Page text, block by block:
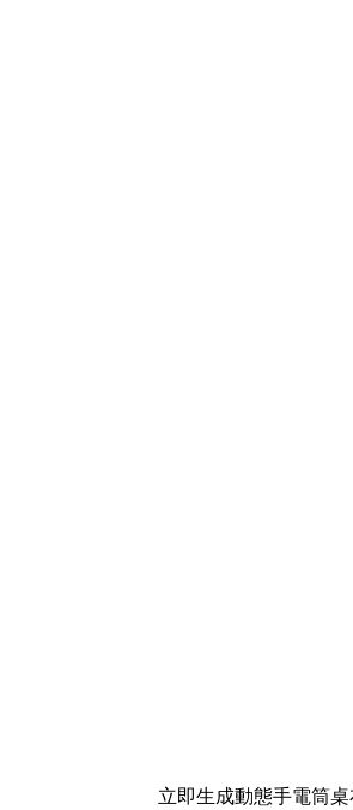
立即生成動態手電筒